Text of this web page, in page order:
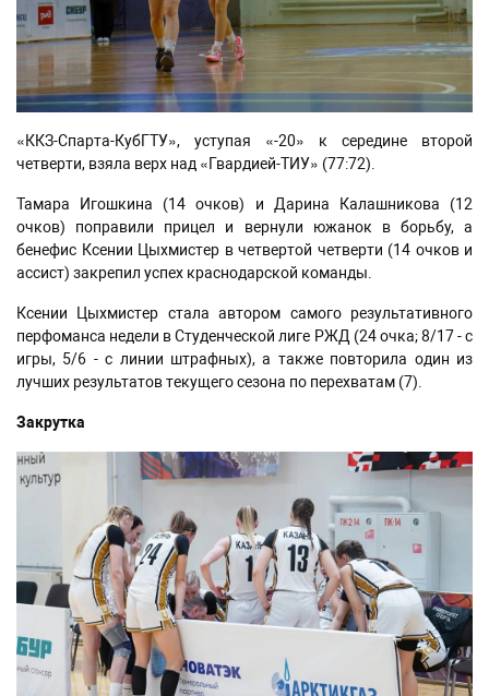
«ККЗ-Спарта-КубГТУ», уступая «-20» к середине второй
четверти, взяла верх над «Гвардией-ТИУ» (77:72).
Тамара Игошкина (14 очков) и Дарина Калашникова (12
очков) поправили прицел и вернули южанок в борьбу, а
бенефис Ксении Цыхмистер в четвертой четверти (14 очков и
ассист) закрепил успех краснодарской команды.
Ксении Цыхмистер стала автором самого результативного
перфоманса недели в Студенческой лиге РЖД (24 очка; 8/17 - с
игры, 5/6 - с линии штрафных), а также повторила один из
лучших результатов текущего сезона по перехватам (7).
Закрутка